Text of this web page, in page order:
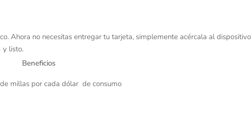
Ahora no necesitas entregar tu tarjeta, simplemente acércala al
y listo.
Beneficios
millas por cada dólar de consumo